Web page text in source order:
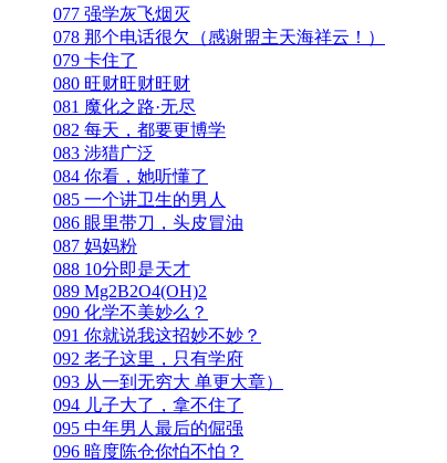
077 强学灰飞烟灭
078 那个电话很欠（感谢盟主天海祥云！）
079 卡住了
080 旺财旺财旺财
081 魔化之路·无尽
082 每天，都要更博学
083 涉猎广泛
084 你看，她听懂了
085 一个讲卫生的男人
086 眼里带刀，头皮冒油
087 妈妈粉
088 10分即是天才
089 Mg2B2O4(OH)2
090 化学不美妙么？
091 你就说我这招妙不妙？
092 老子这里，只有学府
093 从一到无穷大 单更大章）
094 儿子大了，拿不住了
095 中年男人最后的倔强
096 暗度陈仓你怕不怕？